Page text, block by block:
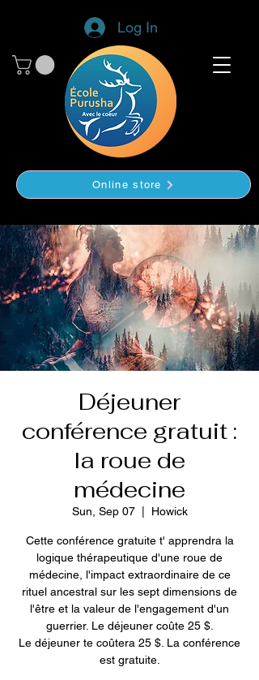
Log In
Online store
Déjeuner
conférence gratuit :
la roue de
médecine
Sun, Sep 07
  |
Howick
Cette conférence gratuite t' apprendra la
logique thérapeutique d'une roue de
médecine, l'impact extraordinaire de ce
rituel ancestral sur les sept dimensions de
l'être et la valeur de l'engagement d'un
guerrier. Le déjeuner coûte 25 $.
Le déjeuner te coûtera 25 $. La conférence
est gratuite.